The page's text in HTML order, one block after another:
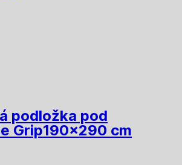
podložka pod
Grip190x290 cm